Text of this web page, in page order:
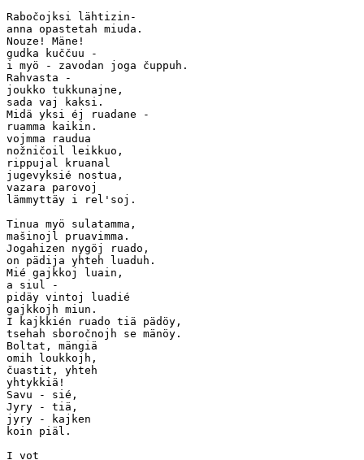
Rabočojksi lähtizin-
anna opastetah miuda.
Nouze! Mäne!
gudka kuččuu -
i myö - zavodan joga čuppuh.
Rahvasta -
joukko tukkunajne,
sada vaj kaksi.
Midä yksi éj ruadane -
ruamma kaikin.
vojmma raudua
nožničoil leikkuo,
rippujal kruanal
jugevyksié nostua,
vazara parovoj
lämmyttäy i rel'soj.
Tinua myö sulatamma,
mašinojl pruavimma.
Jogahizen nygöj ruado,
on pädija yhteh luaduh.
Mié gajkkoj luain,
a siul -
pidäy vintoj luadié
gajkkojh miun.
I kajkkién ruado tiä pädöy,
tsehah sboročnojh se mänöy.
Boltat, mängiä
omih loukkojh,
čuastit, yhteh
yhtykkiä!
Savu - sié,
Jyry - tiä,
jyry - kajken
koin piäl.
I vot